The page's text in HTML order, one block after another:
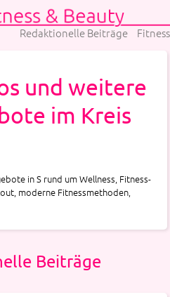
Redaktionelle Beiträge Fitness
und weitere
im Kreis
in S rund um Wellness, Fitness-
moderne Fitnessmethoden,
Beiträge